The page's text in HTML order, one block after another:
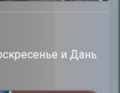
и Дань